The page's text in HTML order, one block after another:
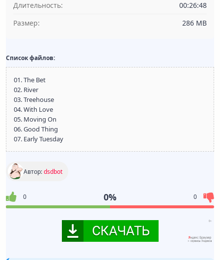
Длительность:
00:26:48
Размер:
286 MB
Список файлов:
01. The Bet
02. River
03. Treehouse
04. With Love
05. Moving On
06. Good Thing
07. Early Tuesday
Автор:dsdbot
0 0% 0